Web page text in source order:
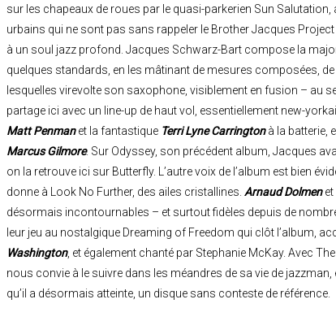
sur les chapeaux de roues par le quasi-parkerien Sun
urbains qui ne sont pas sans rappeler le Brother Jacques Project
à un soul jazz profond. Jacques Schwarz-Bart compose la
quelques standards, en les mâtinant de mesures composées,
lesquelles virevolte son saxophone, visiblement en fusion – au
partage ici avec un line-up de haut vol, essentiellement new-
Matt Penmanet la fantastique Terri Lyne Carringtonà la batterie,
Marcus Gilmore. Sur Odyssey, son précédent album, Jacques
on la retrouve ici sur Butterfly. L’autre voix de l’album est bien
donne à Look No Further, des ailes cristallines. Arnaud Dolmenet
désormais incontournables – et surtout fidèles depuis de
leur jeu au nostalgique Dreaming of Freedom qui clôt l’album,
Washington, et également chanté par Stephanie McKay. Avec
nous convie à le suivre dans les méandres de sa vie de jazzman,
qu’il a désormais atteinte, un disque sans conteste de référence.